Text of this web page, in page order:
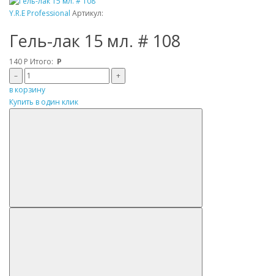
Y.R.E Professional Артикул:
Гель-лак 15 мл. # 108
140 Р Итого: Р
–
+
в корзину
Купить в один клик